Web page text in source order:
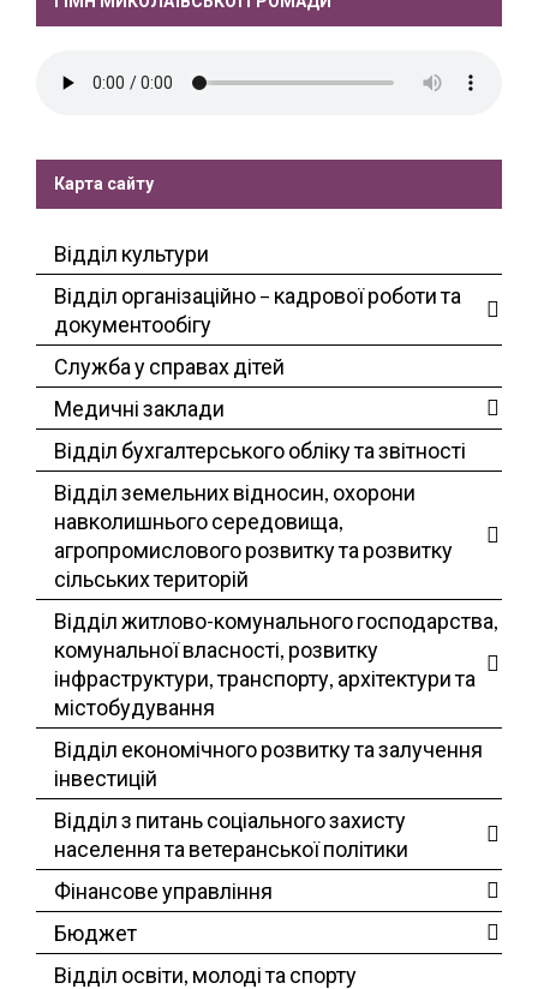
Карта сайту
Відділ культури
Відділ організаційно – кадрової роботи та
документообігу
Служба у справах дітей
Медичні заклади
Відділ бухгалтерського обліку та звітності
Відділ земельних відносин, охорони
навколишнього середовища,
агропромислового розвитку та розвитку
сільських територій
Відділ житлово-комунального господарства,
комунальної власності, розвитку
інфраструктури, транспорту, архітектури та
містобудування
Відділ економічного розвитку та залучення
інвестицій
Відділ з питань соціального захисту
населення та ветеранської політики
Фінансове управління
Бюджет
Відділ освіти, молоді та спорту